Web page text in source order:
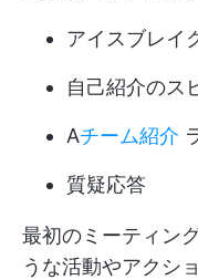
アイスブレイ
自己紹介のス
Aチーム紹介
質疑応答
最初のミーティン
うな活動やアクシ